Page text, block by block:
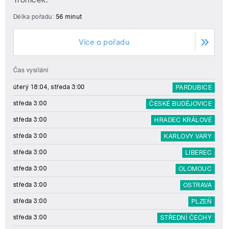
Délka pořadu: 56 minut
Více o pořadu
Čas vysílání
úterý 18:04, středa 3:00 PARDUBICE
středa 3:00 ČESKÉ BUDĚJOVICE
středa 3:00 HRADEC KRÁLOVÉ
středa 3:00 KARLOVY VARY
středa 3:00 LIBEREC
středa 3:00 OLOMOUC
středa 3:00 OSTRAVA
středa 3:00 PLZEŇ
středa 3:00 STŘEDNÍ ČECHY